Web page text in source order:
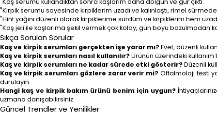
"Kaş serumu kullandıktan sonra kaşlarım daha dolgun ve gür çıktı."
"Kirpik serumu sayesinde kirpiklerim uzadı ve kalınlaştı, rimel
"Hint yağını düzenli olarak kirpiklerime sürdüm ve kirpiklerim hem
"Kaş jeli ile kaşlarıma şekil vermek çok kolay, gün boyu bozulmadan
Sıkça Sorulan Sorular
Kaş ve kirpik serumları gerçekten işe yarar mı?Evet, düzenli
Kaş ve kirpik serumları nasıl kullanılır?Ürünün üzerindeki
Kaş ve kirpik serumları ne kadar sürede etki gösterir?Düzenli
Kaş ve kirpik serumları gözlere zarar verir mi? Oftalmoloji testi
durulayın.
Hangi kaş ve kirpik bakım ürünü benim için uygun?
uzmana danışabilirsiniz.
Güncel Trendler ve Yenilikler